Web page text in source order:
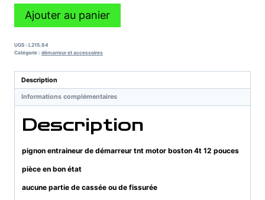
quantité
entraineur
de
tnt
motor
boston
pouces
Ajouter au panier
UGS : L215.84
Catégorie : démarreur et accessoires
Description
Informations complémentaires
Description
pignon entraineur de démarreur tnt motor boston 4t 12 pouces
pièce en bon état
aucune partie de cassée ou de fissurée